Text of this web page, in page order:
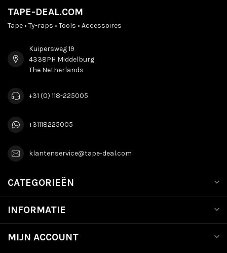
TAPE-DEAL.COM
Tape • Ty-raps • Tools • Accessoires
Kuipersweg 19
4338PH Middelburg
The Netherlands
+31 (0) 118-225005
+31118225005
klantenservice@tape-deal.com
CATEGORIEËN
INFORMATIE
MIJN ACCOUNT